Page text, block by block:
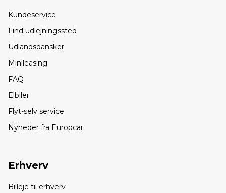
Kundeservice
Find udlejningssted
Udlandsdansker
Minileasing
FAQ
Elbiler
Flyt-selv service
Nyheder fra Europcar
Erhverv
Billeje til erhverv